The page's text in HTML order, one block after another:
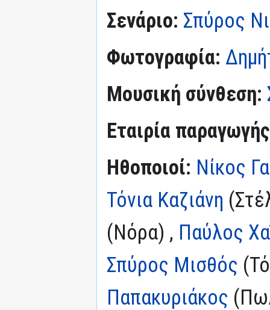
Σενάριο: Σπύρος
Φωτογραφία:
Μουσική σύνθεση:
Εταιρία
Ηθοποιοί: Νίκος
Τόνια Καζιάνη
(Νόρα) , Παύλος
Σπύρος Μισθός
Παπακυριάκος